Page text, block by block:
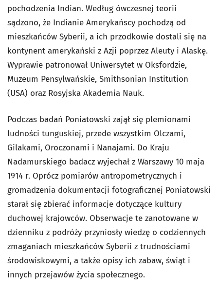
pochodzenia Indian. Według ówczesnej teorii
sądzono, że Indianie Amerykańscy pochodzą od
mieszkańców Syberii, a ich przodkowie dostali się na
kontynent amerykański z Azji poprzez Aleuty i Alaskę.
Wyprawie patronował Uniwersytet w Oksfordzie,
Muzeum Pensylwańskie, Smithsonian Institution
(USA) oraz Rosyjska Akademia Nauk.
Podczas badań Poniatowski zajął się plemionami
ludności tunguskiej, przede wszystkim Olczami,
Gilakami, Oroczonami i Nanajami. Do Kraju
Nadamurskiego badacz wyjechał z Warszawy 10 maja
1914 r. Oprócz pomiarów antropometrycznych i
gromadzenia dokumentacji fotograficznej Poniatowski
starał się zbierać informacje dotyczące kultury
duchowej krajowców. Obserwacje te zanotowane w
dzienniku z podróży przyniosły wiedzę o codziennych
zmaganiach mieszkańców Syberii z trudnościami
środowiskowymi, a także opisy ich zabaw, świąt i
innych przejawów życia społecznego.